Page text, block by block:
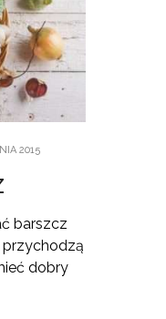
2015
barszcz
dobry